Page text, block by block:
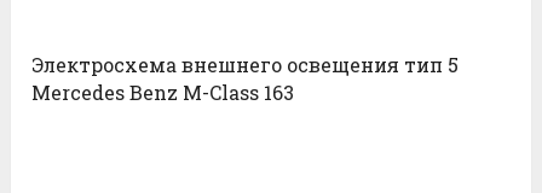
Электросхема внешнего освещения тип 5
Mercedes Benz M-Class 163